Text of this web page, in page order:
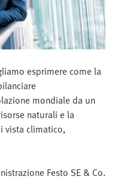
esprimere come la
mondiale da un
naturali e la
vista climatico,
Festo SE & Co.